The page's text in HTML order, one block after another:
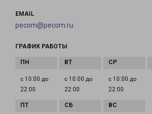
EMAIL
pecom@pecom.ru
ГРАФИК РАБОТЫ
с 10:00 до
22:00
с 10:00 до
22:00
с 10:00 до
22:00